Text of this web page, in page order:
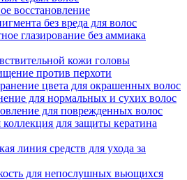
восстановление
без вреда для волос
глазирование без аммиака
кожи головы
против перхоти
цвета для окрашенных волос
для нормальных и сухих волос
для поврежденных волос
для защиты кератина
линия средств для ухода за
для непослушных вьющихся